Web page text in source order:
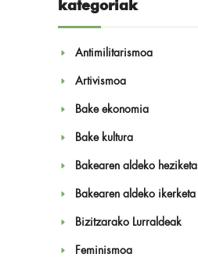
kategoriak
Antimilitarismoa
Artivismoa
Bake ekonomia
Bake kultura
Bakearen aldeko heziketa
Bakearen aldeko ikerketa
Bizitzarako Lurraldeak
Feminismoa